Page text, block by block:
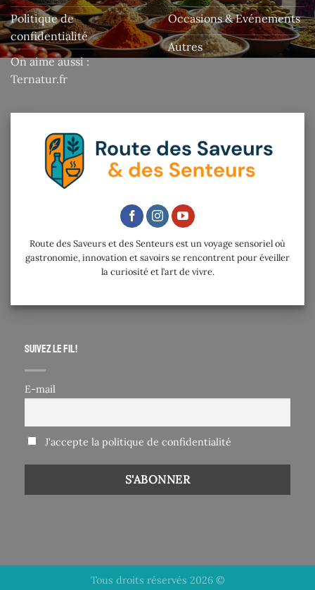
Politique de
confidentialité
On aime aussi :
Ternatur.fr
Occasions & Evénements
Autres
Route des Saveurs et des Senteurs est un voyage sensoriel où
gastronomie, innovation et savoirs se rencontrent pour éveiller
la curiosité et l’art de vivre.
Suivez le fil !
E-mail
J'accepte la politique de confidentialité
Tous droits réservés 2026 ©